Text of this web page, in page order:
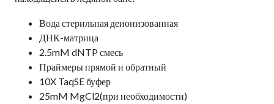
Вода стерильная деионизованная
ДНК-матрица
2.5mM dNTP смесь
Праймеры прямой и обратный
10X TaqSE буфер
25mM MgCl2(при необходимости)